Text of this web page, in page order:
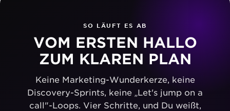
SO LÄUFT ES AB
VOM ERSTEN HALLO
ZUM KLAREN PLAN
Keine Marketing-Wunderkerze, keine
Discovery-Sprints, keine „Let's jump on a
call"-Loops. Vier Schritte, und Du weißt,